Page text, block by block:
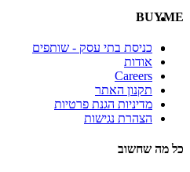
BUYME
כניסת בתי עסק - שותפים
אודות
Careers
תקנון האתר
מדיניות הגנת פרטיות
הצהרת נגישות
כל מה שחשוב